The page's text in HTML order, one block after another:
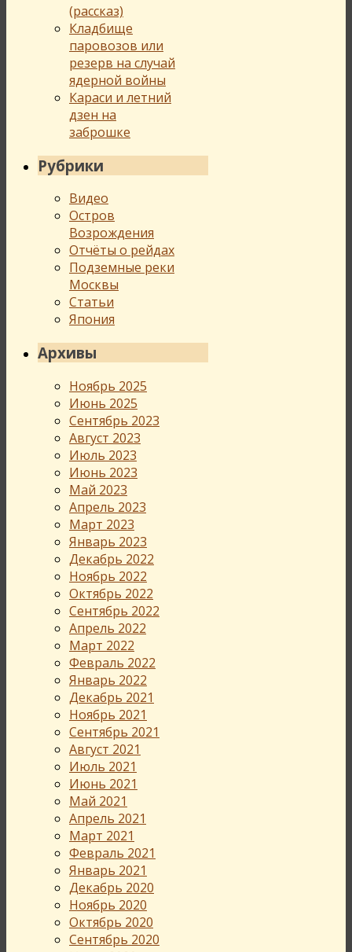
(рассказ)
Кладбище
паровозов или
резерв на случай
ядерной войны
Караси и летний
дзен на
заброшке
Рубрики
Видео
Остров
Возрождения
Отчёты о рейдах
Подземные реки
Москвы
Статьи
Япония
Архивы
Ноябрь 2025
Июнь 2025
Сентябрь 2023
Август 2023
Июль 2023
Июнь 2023
Май 2023
Апрель 2023
Март 2023
Январь 2023
Декабрь 2022
Ноябрь 2022
Октябрь 2022
Сентябрь 2022
Апрель 2022
Март 2022
Февраль 2022
Январь 2022
Декабрь 2021
Ноябрь 2021
Сентябрь 2021
Август 2021
Июль 2021
Июнь 2021
Май 2021
Апрель 2021
Март 2021
Февраль 2021
Январь 2021
Декабрь 2020
Ноябрь 2020
Октябрь 2020
Сентябрь 2020